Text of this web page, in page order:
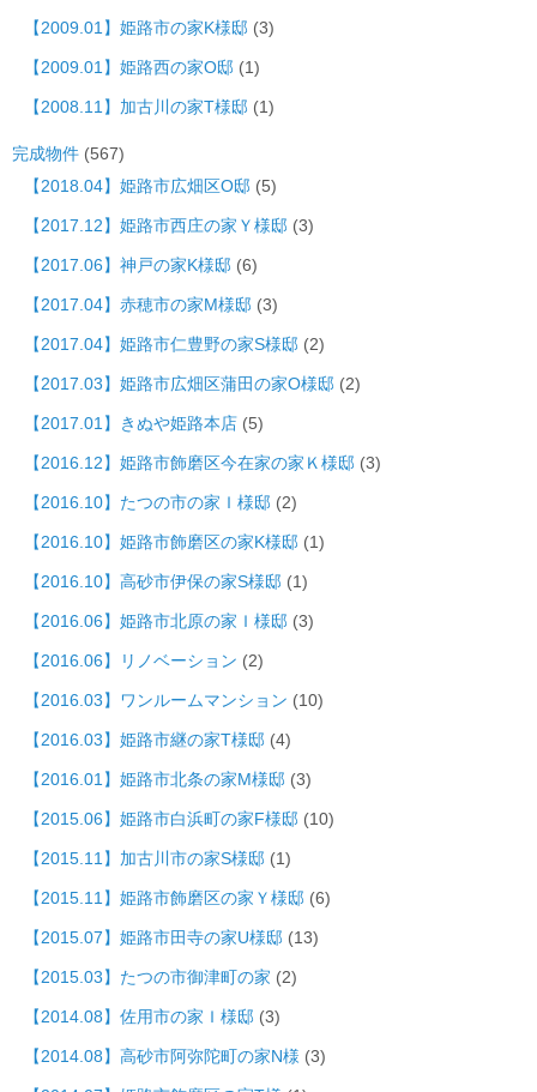
【2009.01】姫路市の家K様邸 (3)
【2009.01】姫路西の家O邸 (1)
【2008.11】加古川の家T様邸 (1)
完成物件 (567)
【2018.04】姫路市広畑区O邸 (5)
【2017.12】姫路市西庄の家Ｙ様邸 (3)
【2017.06】神戸の家K様邸 (6)
【2017.04】赤穂市の家M様邸 (3)
【2017.04】姫路市仁豊野の家S様邸 (2)
【2017.03】姫路市広畑区蒲田の家O様邸 (2)
【2017.01】きぬや姫路本店 (5)
【2016.12】姫路市飾磨区今在家の家Ｋ様邸 (3)
【2016.10】たつの市の家Ｉ様邸 (2)
【2016.10】姫路市飾磨区の家K様邸 (1)
【2016.10】高砂市伊保の家S様邸 (1)
【2016.06】姫路市北原の家Ｉ様邸 (3)
【2016.06】リノベーション (2)
【2016.03】ワンルームマンション (10)
【2016.03】姫路市継の家T様邸 (4)
【2016.01】姫路市北条の家M様邸 (3)
【2015.06】姫路市白浜町の家F様邸 (10)
【2015.11】加古川市の家S様邸 (1)
【2015.11】姫路市飾磨区の家Ｙ様邸 (6)
【2015.07】姫路市田寺の家U様邸 (13)
【2015.03】たつの市御津町の家 (2)
【2014.08】佐用市の家Ｉ様邸 (3)
【2014.08】高砂市阿弥陀町の家N様 (3)